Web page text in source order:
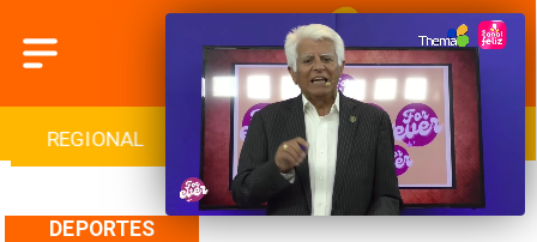
REGIONAL INTERNACIONAL DEPORTES
DEPORTES